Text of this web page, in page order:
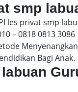
smp
les privat smp
– 0818 0813 3086
Bagi Anak.